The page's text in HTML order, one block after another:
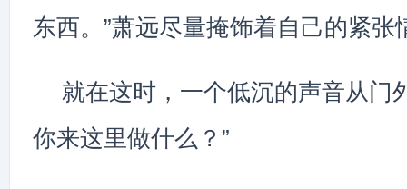
东西。”萧远尽量掩饰着自己的紧张
就在这时，一个低沉的声音从门
你来这里做什么？”